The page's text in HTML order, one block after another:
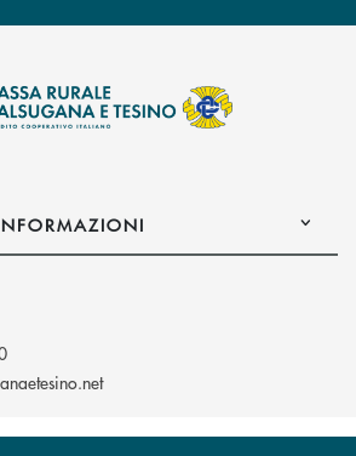
(si apre l’app di posta